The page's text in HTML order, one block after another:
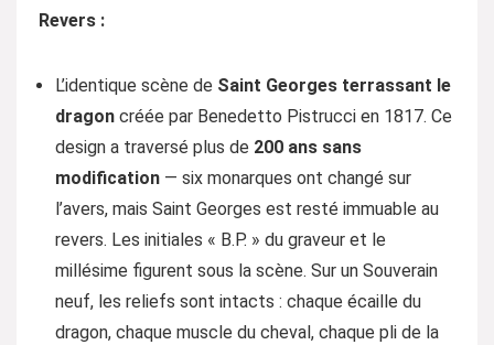
Revers :
L’identique scène de Saint Georges terrassant le
dragon créée par Benedetto Pistrucci en 1817. Ce
design a traversé plus de 200 ans sans
modification — six monarques ont changé sur
l’avers, mais Saint Georges est resté immuable au
revers. Les initiales « B.P. » du graveur et le
millésime figurent sous la scène. Sur un Souverain
neuf, les reliefs sont intacts : chaque écaille du
dragon, chaque muscle du cheval, chaque pli de la